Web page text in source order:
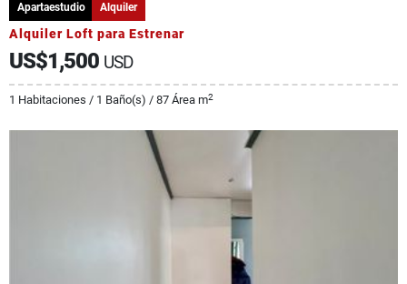
Apartaestudio Alquiler
Alquiler Loft para Estrenar
US$1,500 USD
1 Habitaciones / 1 Baño(s) / 87 Área m2